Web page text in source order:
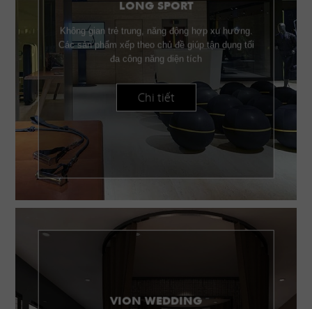
LONG SPORT
Không gian trẻ trung, năng động hợp xu hướng.
Các sản phẩm xếp theo chủ đề giúp tận dụng tối
đa công năng diện tích
Chi tiết
VION WEDDING